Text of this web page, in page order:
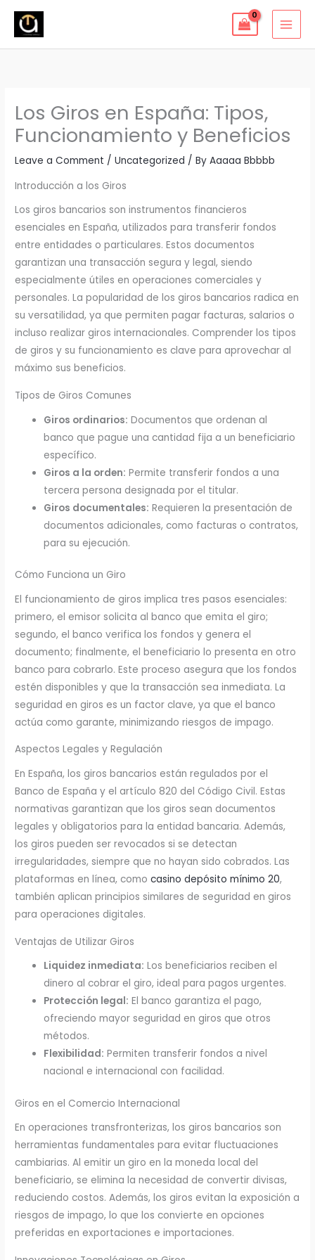
Skip
Los Giros en España: Tipos,
Funcionamiento y Beneficios
Leave a Comment /Uncategorized / ByAaaaa Bbbbb
Introducción a los Giros
Los giros bancarios son instrumentos financieros
esenciales en España, utilizados para transferir fondos
entre entidades o particulares. Estos documentos
garantizan una transacción segura y legal, siendo
especialmente útiles en operaciones comerciales y
personales. La popularidad de los giros bancarios radica en
su versatilidad, ya que permiten pagar facturas, salarios o
incluso realizar giros internacionales. Comprender los tipos
de giros y su funcionamiento es clave para aprovechar al
máximo sus beneficios.
Tipos de Giros Comunes
Giros ordinarios: Documentos que ordenan al
banco que pague una cantidad fija a un beneficiario
específico.
Giros a la orden: Permite transferir fondos a una
tercera persona designada por el titular.
Giros documentales: Requieren la presentación de
documentos adicionales, como facturas o contratos,
para su ejecución.
Cómo Funciona un Giro
El funcionamiento de giros implica tres pasos esenciales:
primero, el emisor solicita al banco que emita el giro;
segundo, el banco verifica los fondos y genera el
documento; finalmente, el beneficiario lo presenta en otro
banco para cobrarlo. Este proceso asegura que los fondos
estén disponibles y que la transacción sea inmediata. La
seguridad en giros es un factor clave, ya que el banco
actúa como garante, minimizando riesgos de impago.
Aspectos Legales y Regulación
En España, los giros bancarios están regulados por el
Banco de España y el artículo 820 del Código Civil. Estas
normativas garantizan que los giros sean documentos
legales y obligatorios para la entidad bancaria. Además,
los giros pueden ser revocados si se detectan
irregularidades, siempre que no hayan sido cobrados. Las
plataformas en línea, comocasino depósito mínimo 20,
también aplican principios similares de seguridad en giros
para operaciones digitales.
Ventajas de Utilizar Giros
Liquidez inmediata: Los beneficiarios reciben el
dinero al cobrar el giro, ideal para pagos urgentes.
Protección legal: El banco garantiza el pago,
ofreciendo mayor seguridad en giros que otros
métodos.
Flexibilidad: Permiten transferir fondos a nivel
nacional e internacional con facilidad.
Giros en el Comercio Internacional
En operaciones transfronterizas, los giros bancarios son
herramientas fundamentales para evitar fluctuaciones
cambiarias. Al emitir un giro en la moneda local del
beneficiario, se elimina la necesidad de convertir divisas,
reduciendo costos. Además, los giros evitan la exposición a
riesgos de impago, lo que los convierte en opciones
preferidas en exportaciones e importaciones.